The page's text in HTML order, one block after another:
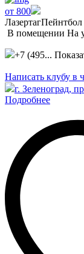
от 800
ЛазертагПейнтбол
В помещении На
+7 (495...
Написать клубу в
г. Зеленоград,
Подробнее